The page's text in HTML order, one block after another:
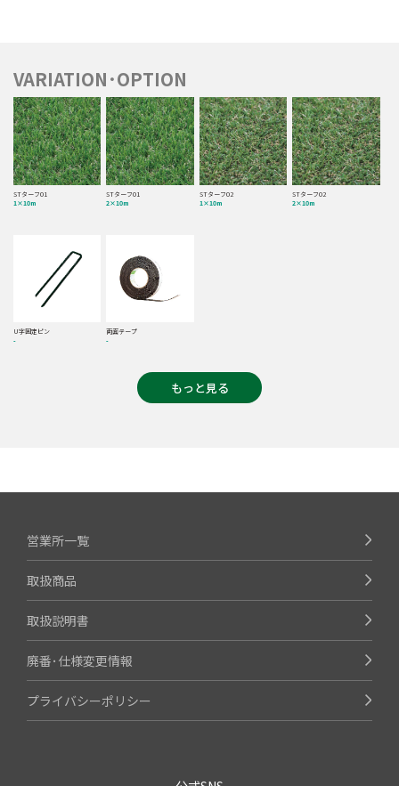
VARIATION･OPTION
STターフ01
1×10m
STターフ01
2×10m
STターフ02
1×10m
STターフ02
2×10m
U字固定ピン
-
両面テープ
-
もっと見る
営業所一覧
取扱商品
取扱説明書
廃番･仕様変更情報
プライバシーポリシー